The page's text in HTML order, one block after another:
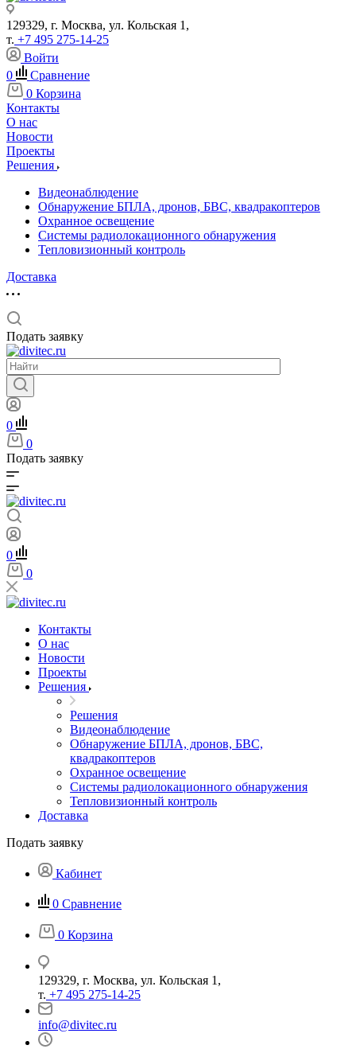
129329, г. Москва, ул. Кольская 1,
т. +7 495 275-14-25
Войти
0
Сравнение
0 Корзина
Контакты
О нас
Новости
Проекты
Решения
Видеонаблюдение
Обнаружение БПЛА, дронов, БВС, квадракоптеров
Охранное освещение
Системы радиолокационного обнаружения
Тепловизионный контроль
Доставка
Подать заявку
0
0
Подать заявку
0
0
Контакты
О нас
Новости
Проекты
Решения
Решения
Видеонаблюдение
Обнаружение БПЛА, дронов, БВС,
квадракоптеров
Охранное освещение
Системы радиолокационного обнаружения
Тепловизионный контроль
Доставка
Подать заявку
Кабинет
0 Сравнение
0 Корзина
129329, г. Москва, ул. Кольская 1,
т. +7 495 275-14-25
info@divitec.ru